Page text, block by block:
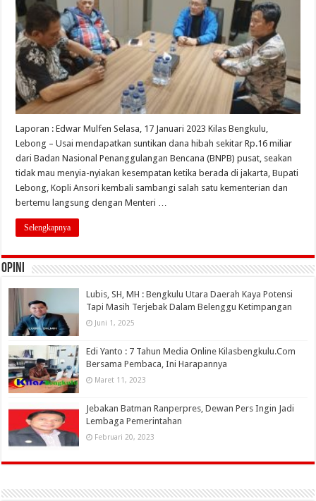
Laporan : Edwar Mulfen Selasa, 17 Januari 2023 Kilas Bengkulu,
Lebong – Usai mendapatkan suntikan dana hibah sekitar Rp.16 miliar
dari Badan Nasional Penanggulangan Bencana (BNPB) pusat, seakan
tidak mau menyia-nyiakan kesempatan ketika berada di jakarta, Bupati
Lebong, Kopli Ansori kembali sambangi salah satu kementerian dan
bertemu langsung dengan Menteri …
Selengkapnya
OPINI
Lubis, SH, MH : Bengkulu Utara Daerah Kaya Potensi
Tapi Masih Terjebak Dalam Belenggu Ketimpangan
Juni 1, 2025
Edi Yanto : 7 Tahun Media Online Kilasbengkulu.Com
Bersama Pembaca, Ini Harapannya
Maret 11, 2023
Jebakan Batman Ranperpres, Dewan Pers Ingin Jadi
Lembaga Pemerintahan
Februari 20, 2023